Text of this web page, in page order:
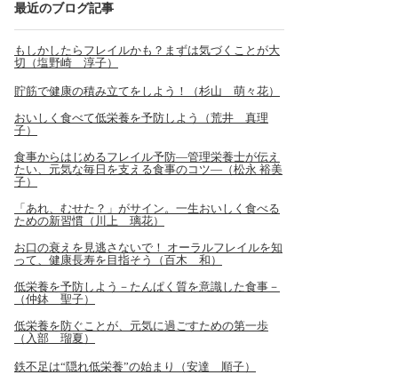
最近のブログ記事
もしかしたらフレイルかも？まずは気づくことが大
切（塩野崎 淳子）
貯筋で健康の積み立てをしよう！（杉山 萌々花）
おいしく食べて低栄養を予防しよう（荒井 真理
子）
食事からはじめるフレイル予防―管理栄養士が伝え
たい、元気な毎日を支える食事のコツ―（松永 裕美
子）
「あれ、むせた？」がサイン。一生おいしく食べる
ための新習慣（川上 璃花）
お口の衰えを見逃さないで！ オーラルフレイルを知
って、健康長寿を目指そう（百木 和）
低栄養を予防しよう－たんぱく質を意識した食事－
（仲鉢 聖子）
低栄養を防ぐことが、元気に過ごすための第一歩
（入部 瑠夏）
鉄不足は“隠れ低栄養”の始まり（安達 順子）